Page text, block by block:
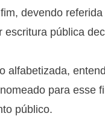
devendo
escritura pública
alfabetizada,
para esse
público.